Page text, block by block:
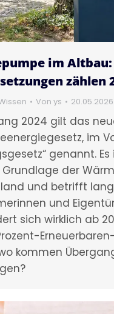
im Altbau:
zählen
Von ys 20.05.2026
2024 gilt das
im
genannt.
der
und betrifft
und
sich wirklich ab
kommen